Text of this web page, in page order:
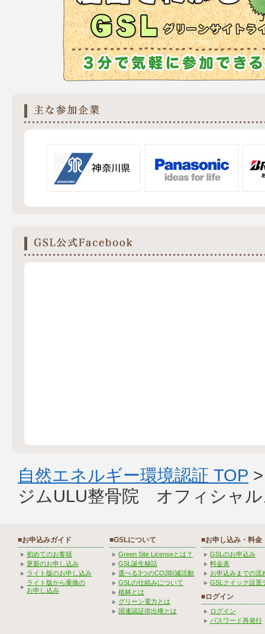
自然エネルギー環境認証 TOP
ジムULU整骨院 オフィシャ
■お申込みガイド
初めてのお客様
更新のお申し込み
ライト版のお申し込み
ライト版から乗換の
お申し込み
■GSLについて
Green Site Licenseとは？
GSL誕生秘話
選べる3つのCO2削減活動
GSLの仕組みについて
植林とは
グリーン電力とは
国連認証排出権とは
■お申し込み・料金
GSLのお申込み
料金表
お申込みまでの流
GSLクイック設置
■ログイン
ログイン
パスワード再発行